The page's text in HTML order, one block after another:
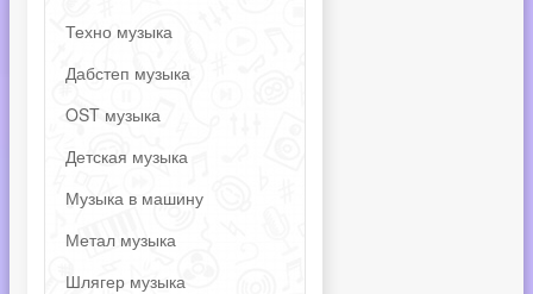
Техно музыка
Дабстеп музыка
OST музыка
Детская музыка
Музыка в машину
Метал музыка
Шлягер музыка